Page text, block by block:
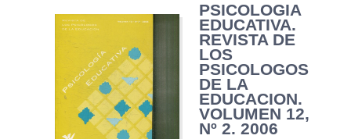
PSICOLOGIA
EDUCATIVA.
REVISTA DE
LOS
PSICOLOGOS
DE LA
EDUCACION.
VOLUMEN 12,
Nº 2. 2006